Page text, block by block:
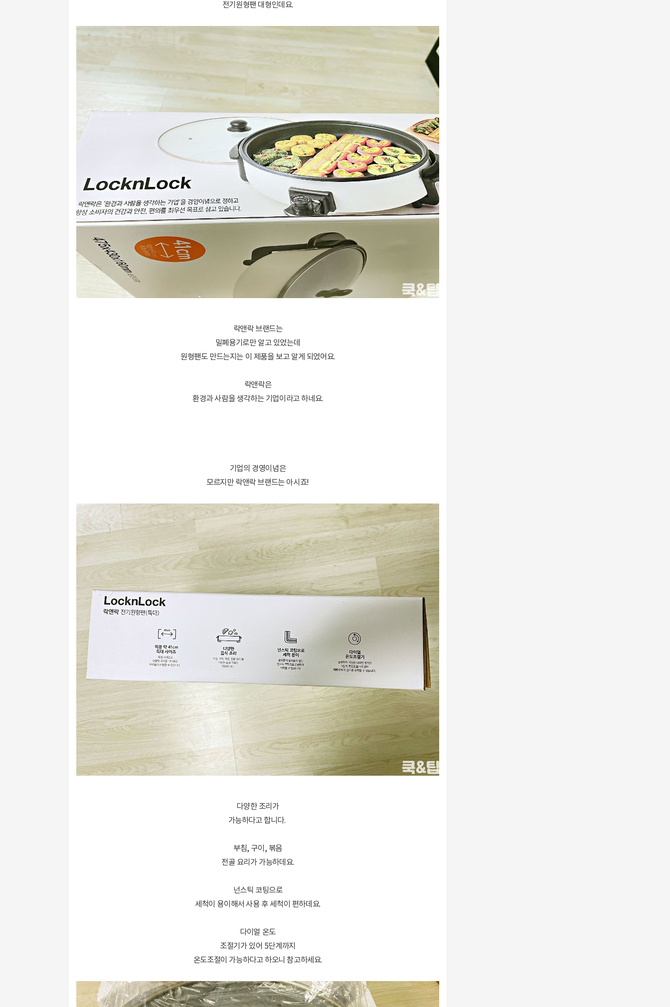
전기원형팬 대형인데요.
락앤락 브랜드는
밀폐용기로만 알고 있었는데
원형팬도 만드는지는 이 제품을 보고 알게 되었어요.
락앤락은
환경과 사람을 생각하는 기업이라고 하네요.
기업의 경영이념은
모르지만 락앤락 브랜드는 아시죠!
다양한 조리가
가능하다고 합니다.
부침, 구이, 볶음
전골 요리가 가능하데요.
넌스틱 코팅으로
세척이 용이해서 사용 후 세척이 편하데요.
다이얼 온도
조절기가 있어 5단계까지
온도조절이 가능하다고 하오니 참고하세요.